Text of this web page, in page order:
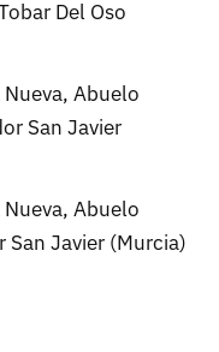
Del Oso
Abuelo
San Javier
Abuelo
San Javier (Murcia)